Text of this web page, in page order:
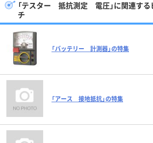
「テスター 抵抗測定 電圧」に関連する
チ
「バッテリー 計測器」の特集
「アース 接地抵抗」の特集